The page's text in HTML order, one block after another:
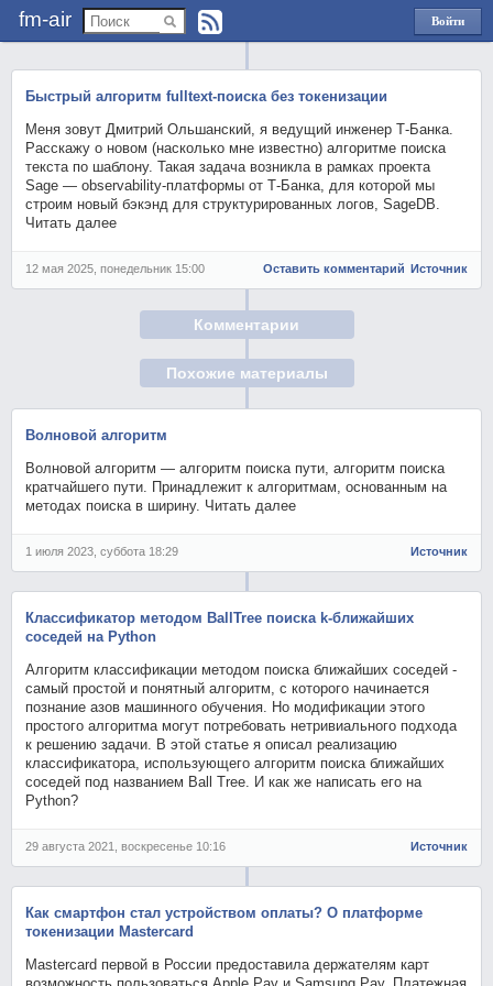
fm-air
Войти
через
Быстрый алгоритм fulltext-поиска без токенизации
Меня зовут Дмитрий Ольшанский, я ведущий инженер Т-Банка.
Расскажу о новом (насколько мне известно) алгоритме поиска
текста по шаблону. Такая задача возникла в рамках проекта
Sage — observability-платформы от Т-Банка, для которой мы
строим новый бэкэнд для структурированных логов, SageDB.
Читать далее
12 мая 2025, понедельник 15:00 Оставить комментарий Источник
Комментарии
Похожие материалы
Волновой алгоритм
Волновой алгоритм — алгоритм поиска пути, алгоритм поиска
кратчайшего пути. Принадлежит к алгоритмам, основанным на
методах поиска в ширину. Читать далее
1 июля 2023, суббота 18:29 Источник
Классификатор методом BallTree поиска k-ближайших
соседей на Python
Алгоритм классификации методом поиска ближайших соседей -
самый простой и понятный алгоритм, с которого начинается
познание азов машинного обучения. Но модификации этого
простого алгоритма могут потребовать нетривиального подхода
к решению задачи. В этой статье я описал реализацию
классификатора, использующего алгоритм поиска ближайших
соседей под названием Ball Tree. И как же написать его на
Python?
29 августа 2021, воскресенье 10:16 Источник
Как смартфон стал устройством оплаты? О платформе
токенизации Mastercard
Mastercard первой в России предоставила держателям карт